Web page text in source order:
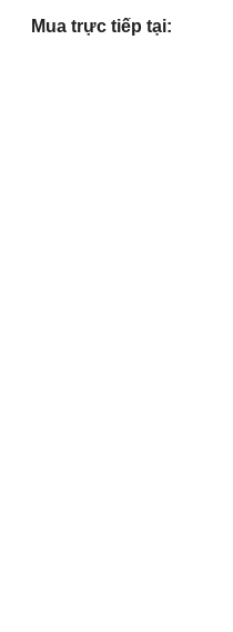
Mua trực tiếp tại: